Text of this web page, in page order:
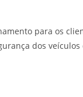
para os
dos